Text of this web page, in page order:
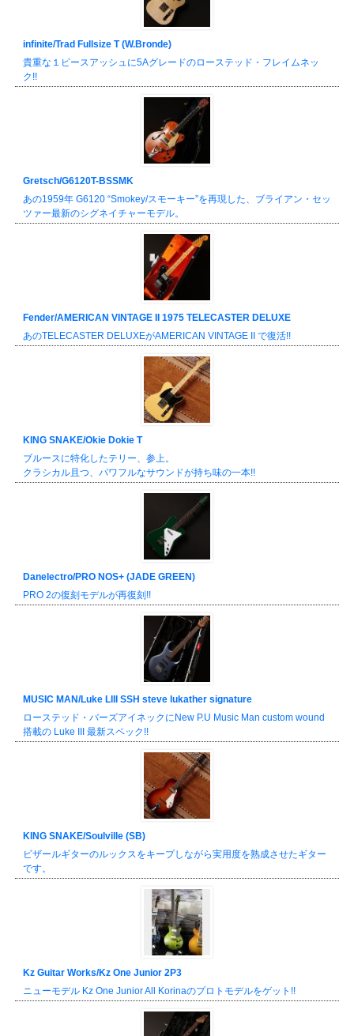
infinite/Trad Fullsize T (W.Bronde)
貴重な１ピースアッシュに5Aグレードのローステッド・フレイムネッ
ク!!
Gretsch/G6120T-BSSMK
あの1959年 G6120 “Smokey/スモーキー”を再現した、ブライアン・セッ
ツァー最新のシグネイチャーモデル。
Fender/AMERICAN VINTAGE II 1975 TELECASTER DELUXE
あのTELECASTER DELUXEがAMERICAN VINTAGE II で復活!!
KING SNAKE/Okie Dokie T
ブルースに特化したテリー、参上。
クラシカル且つ、パワフルなサウンドが持ち味の一本!!
Danelectro/PRO NOS+ (JADE GREEN)
PRO 2の復刻モデルが再復刻!!
MUSIC MAN/Luke LIII SSH steve lukather signature
ローステッド・バーズアイネックにNew P.U Music Man custom wound
搭載の Luke III 最新スペック!!
KING SNAKE/Soulville (SB)
ビザールギターのルックスをキープしながら実用度を熟成させたギター
です。
Kz Guitar Works/Kz One Junior 2P3
ニューモデル Kz One Junior All Korinaのプロトモデルをゲット!!